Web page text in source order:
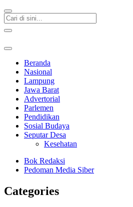
Beranda
Nasional
Lampung
Jawa Barat
Advertorial
Parlemen
Pendidikan
Sosial Budaya
Seputar Desa
Kesehatan
Bok Redaksi
Pedoman Media Siber
Categories